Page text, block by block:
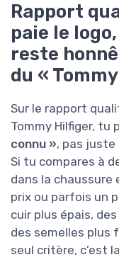
Rapport
paie le
reste
du «
Sur le rapport
Tommy Hilfiger, tu
connu », pas juste
Si tu compares à
dans la chaussure
prix ou parfois un
cuir plus épais,
des semelles plus
seul critère, c’est